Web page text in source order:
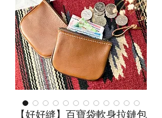
【好好縫】百寶袋軟身拉鏈包